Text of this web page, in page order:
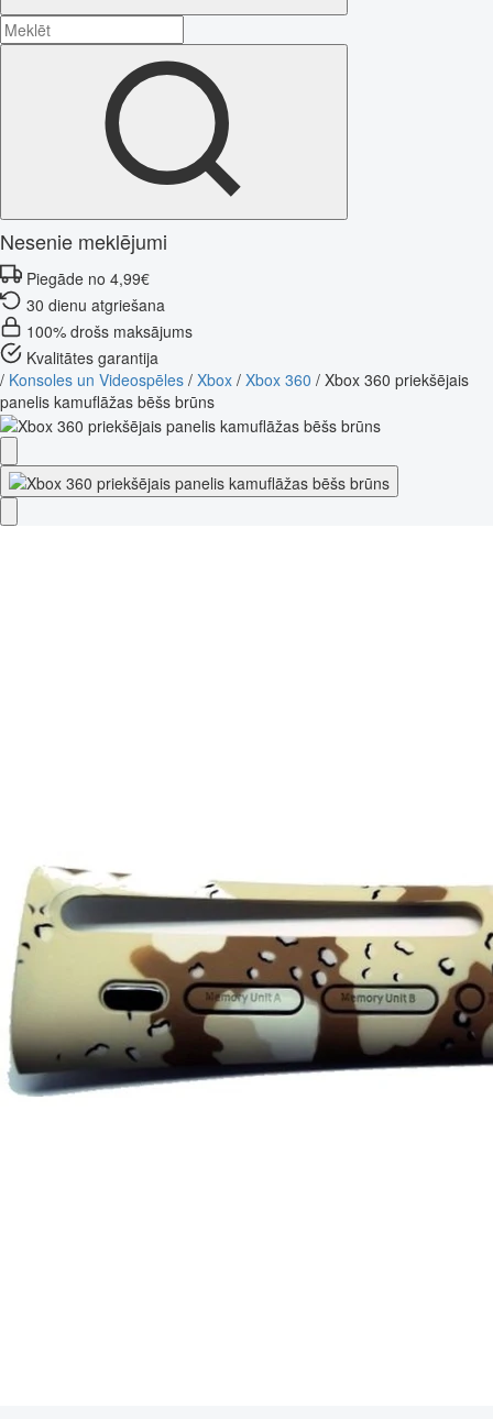
Nesenie meklējumi
Piegāde no 4,99€
30 dienu atgriešana
100% drošs maksājums
Kvalitātes garantija
/ Konsoles un Videospēles / Xbox / Xbox 360 / Xbox 360 priekšējais
panelis kamuflāžas bēšs brūns